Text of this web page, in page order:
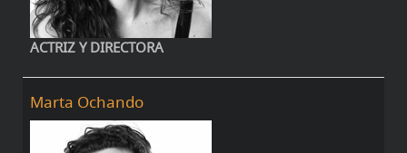
ACTRIZ Y DIRECTORA
Marta Ochando